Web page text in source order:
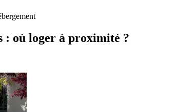
: où loger à proximité ?